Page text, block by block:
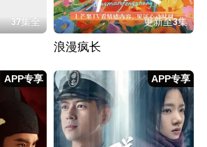
37集全 更新至3集
浪漫疯长
APP专享 APP专享